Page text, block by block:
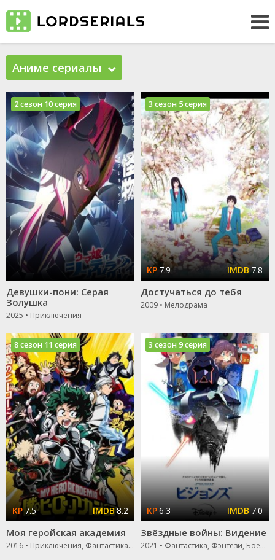
Аниме сериалы
2 сезон 10 серия
Девушки-пони: Серая
Золушка
2025 • Приключения
3 сезон 5 серия
7.9 7.8
Достучаться до тебя
2009 • Мелодрама
8 сезон 11 серия
7.5 8.2
Моя геройская академия
2016 • Приключения, Фантастика, Комедия, Боевик, Зарубежный
3 сезон 9 серия
6.3 7.0
Звёздные войны: Видение
2021 • Фантастика, Фэнтези, Боевик